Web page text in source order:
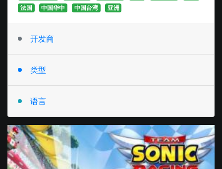
法国
中国华中 中国台湾 亚洲
- 开发商
- 类型
- 语言